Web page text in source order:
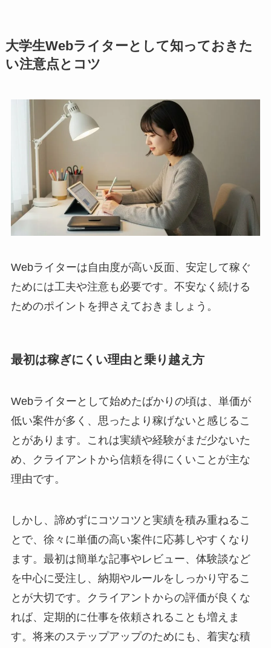
大学生Webライターとして知っておきた
い注意点とコツ
Webライターは自由度が高い反面、安定して稼ぐ
ためには工夫や注意も必要です。不安なく続ける
ためのポイントを押さえておきましょう。
最初は稼ぎにくい理由と乗り越え方
Webライターとして始めたばかりの頃は、単価が
低い案件が多く、思ったより稼げないと感じるこ
とがあります。これは実績や経験がまだ少ないた
め、クライアントから信頼を得にくいことが主な
理由です。
しかし、諦めずにコツコツと実績を積み重ねるこ
とで、徐々に単価の高い案件に応募しやすくなり
ます。最初は簡単な記事やレビュー、体験談など
を中心に受注し、納期やルールをしっかり守るこ
とが大切です。クライアントからの評価が良くな
れば、定期的に仕事を依頼されることも増えま
す。将来のステップアップのためにも、着実な積